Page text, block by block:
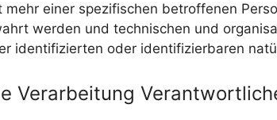
einer spezifischen betroffenen
werden und technischen und
identifizierten oder identifizierbaren